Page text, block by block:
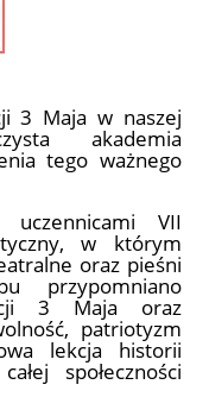
3 Maja w naszej
akademia
tego ważnego
VII
w którym
oraz pieśni
przypomniano
3 Maja oraz
patriotyzm
lekcja historii
społeczności